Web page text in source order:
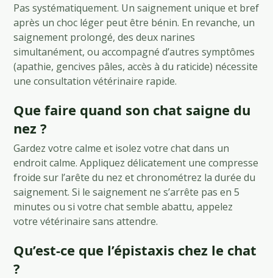
Pas systématiquement. Un saignement unique et bref
après un choc léger peut être bénin. En revanche, un
saignement prolongé, des deux narines
simultanément, ou accompagné d’autres symptômes
(apathie, gencives pâles, accès à du raticide) nécessite
une consultation vétérinaire rapide.
Que faire quand son chat saigne du
nez ?
Gardez votre calme et isolez votre chat dans un
endroit calme. Appliquez délicatement une compresse
froide sur l’arête du nez et chronométrez la durée du
saignement. Si le saignement ne s’arrête pas en 5
minutes ou si votre chat semble abattu, appelez
votre vétérinaire sans attendre.
Qu’est-ce que l’épistaxis chez le chat
?